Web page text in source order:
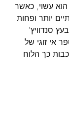
עשוי, כאשר
יותר ופחות
סנדוויץ'
אי זוגי של
כך הלוח